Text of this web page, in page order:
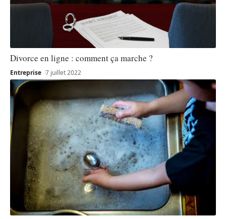
Divorce en ligne : comment ça marche ?
Entreprise 7 juillet 2022